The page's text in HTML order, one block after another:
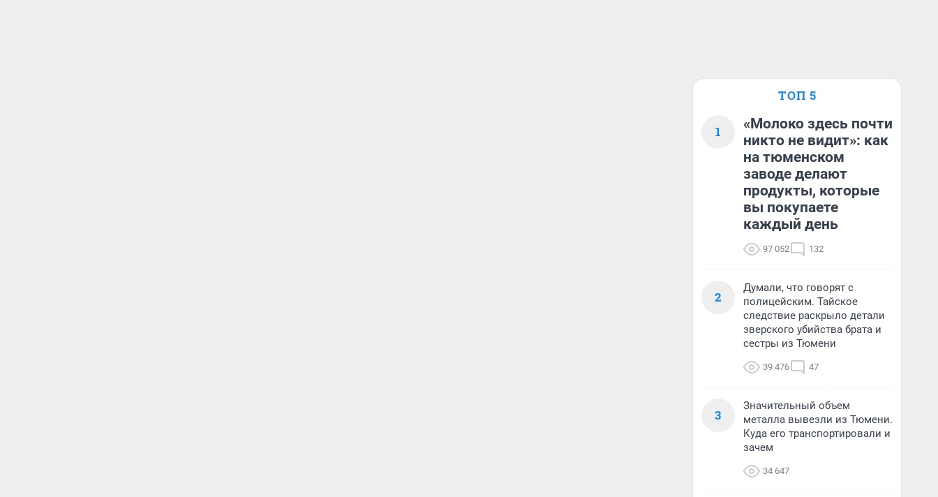
ТОП 5
1
«Молоко здесь почти
никто не видит»: как
на тюменском
заводе делают
продукты, которые
вы покупаете
каждый день
97 052 132
2
Думали, что говорят с
полицейским. Тайское
следствие раскрыло детали
зверского убийства брата и
сестры из Тюмени
39 476 47
3
Значительный объем
металла вывезли из Тюмени.
Куда его транспортировали и
зачем
34 647